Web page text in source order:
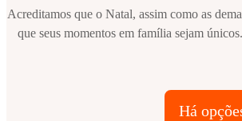
Acreditamos que o Natal, assim como as
que seus momentos em família sejam
Há